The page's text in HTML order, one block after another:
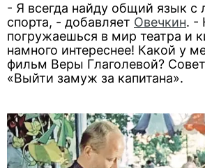
- Я всегда найду общий язык с
спорта, - добавляет Овечкин. -
погружаешься в мир театра и
намного интереснее! Какой у
фильм Веры Глаголевой?
«Выйти замуж за капитана».